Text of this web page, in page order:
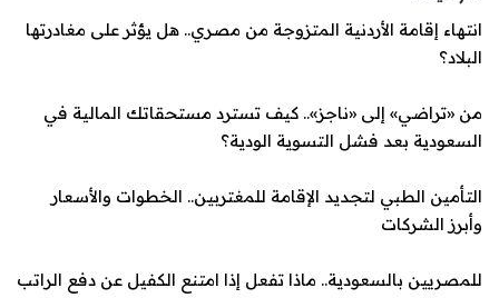
انتهاء إقامة الأردنية المتزوجة من مصري.. هل يؤثر على مغادرتها
البلاد؟
من «تراضي» إلى «ناجز».. كيف تسترد مستحقاتك المالية في
السعودية بعد فشل التسوية الودية؟
التأمين الطبي لتجديد الإقامة للمغتربين.. الخطوات والأسعار
وأبرز الشركات
للمصريين بالسعودية.. ماذا تفعل إذا امتنع الكفيل عن دفع الراتب